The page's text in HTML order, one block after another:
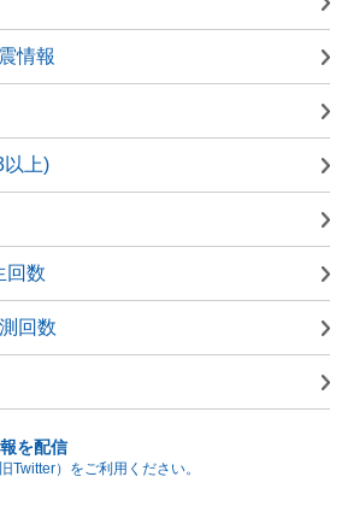
情報
以上)
回数
回数
を配信
Twitter）をご利用ください。